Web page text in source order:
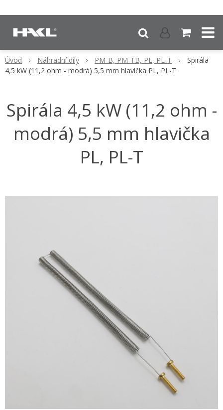
Úvod Náhradní díly PM-B, PM-TB, PL, PL-T
Spirála
4,5 kW (11,2 ohm - modrá) 5,5 mm hlavička PL, PL-T
Spirála 4,5 kW (11,2 ohm -
modrá) 5,5 mm hlavička
PL, PL-T